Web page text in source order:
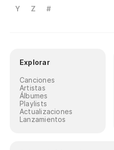
Y
Z #
Explorar
Canciones
Artistas
Álbumes
Playlists
Actualizaciones
Lanzamientos